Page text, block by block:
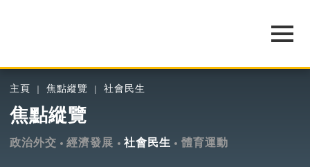
主頁 焦點縱覽 社會民生
焦點縱覽
政治外交 經濟發展 社會民生 體育運動